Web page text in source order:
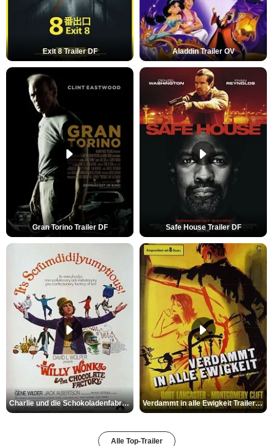
Exit 8 Trailer DF Aladdin Trailer OV
Gran Torino Trailer DF Safe House Trailer DF
Charlie und die Schokoladenfabrik Trailer OV Verdammt in alle Ewigkeit Trailer OV
Alle Top-Trailer